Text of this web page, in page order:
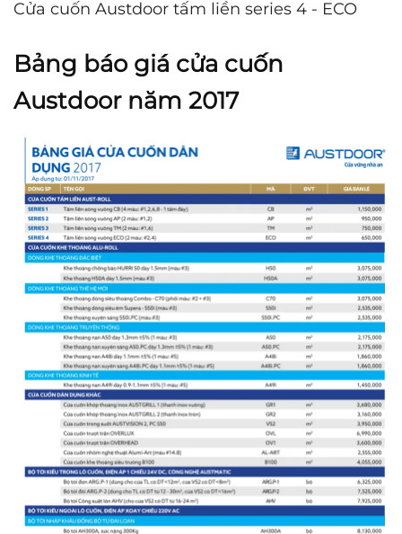
Cửa cuốn Austdoor tấm liền series 4 - ECO
Bảng báo giá cửa cuốn
Austdoor năm 2017